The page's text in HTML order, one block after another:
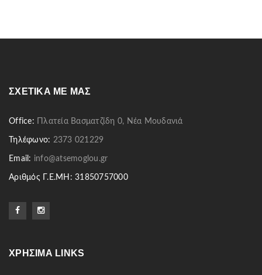
ΣΧΕΤΙΚΆ ΜΕ ΜΑΣ
Office: Πλατεία Βασματζίδη 0, Νέα Μουδανιά
Τηλέφωνο: 2373 021229
Email: info@atsemoglou.gr
Αριθμός Γ.Ε.ΜΗ: 31850757000
ΧΡΉΣΙΜΑ LINKS